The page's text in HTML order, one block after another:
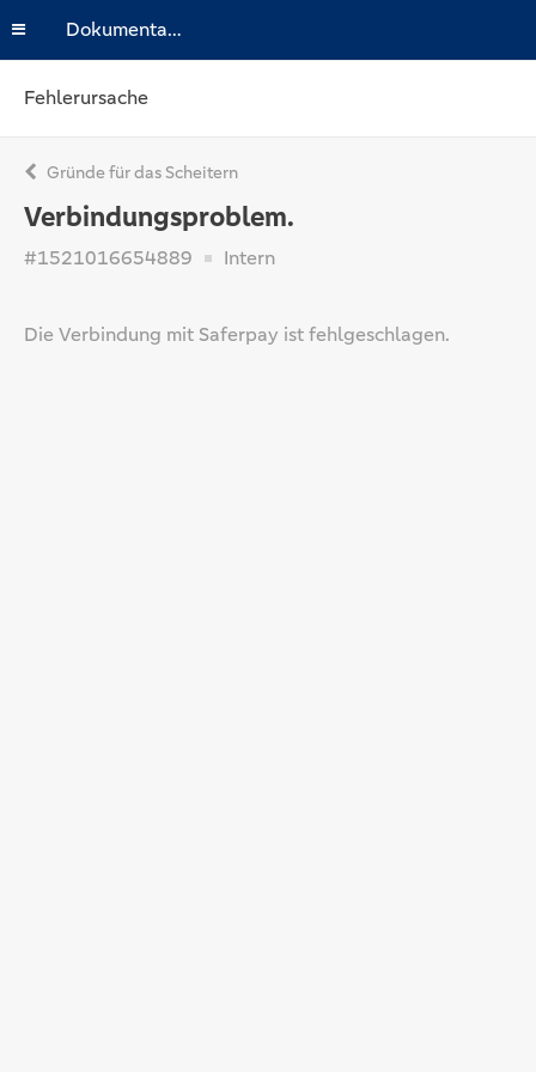
Dokumentation
Fehlerursache
Gründe für das Scheitern
Verbindungsproblem.
#1521016654889 Intern
Die Verbindung mit Saferpay ist fehlgeschlagen.